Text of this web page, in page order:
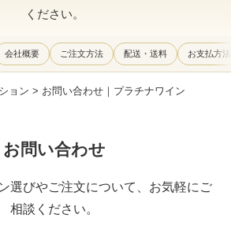
ください。
会社概要 ご注文方法 配送・送料 お支払方法
ョン > お問い合わせ｜プラチナワイン
お問い合わせ
選びやご注文について、お気軽にご
相談ください。